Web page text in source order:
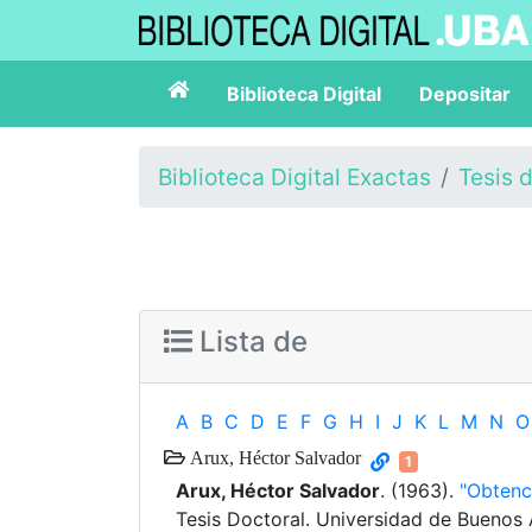
Biblioteca Digital Depositar
Biblioteca Digital Exactas Tesis
Lista de
A B C D E F G H I J K L M N O
Arux, Héctor Salvador 1
Arux, Héctor Salvador. (1963).
Tesis Doctoral. Universidad de